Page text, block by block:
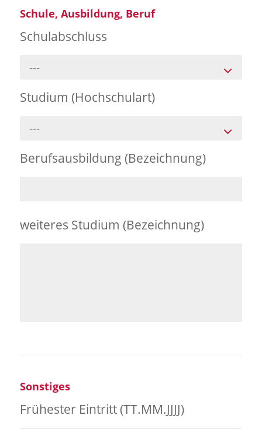
Schule, Ausbildung, Beruf
Schulabschluss
---
Studium (Hochschulart)
---
Berufsausbildung (Bezeichnung)
weiteres Studium (Bezeichnung)
Sonstiges
Frühester Eintritt (TT.MM.JJJJ)